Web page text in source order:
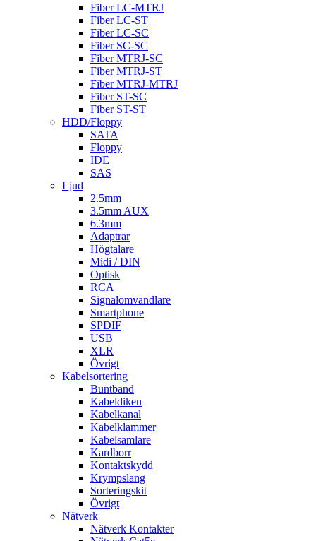
Fiber LC-MTRJ
Fiber LC-ST
Fiber LC-SC
Fiber SC-SC
Fiber MTRJ-SC
Fiber MTRJ-ST
Fiber MTRJ-MTRJ
Fiber ST-SC
Fiber ST-ST
HDD/Floppy
SATA
Floppy
IDE
SAS
Ljud
2.5mm
3.5mm AUX
6.3mm
Adaptrar
Högtalare
Midi / DIN
Optisk
RCA
Signalomvandlare
Smartphone
SPDIF
USB
XLR
Övrigt
Kabelsortering
Buntband
Kabeldiken
Kabelkanal
Kabelklammer
Kabelsamlare
Kardborr
Kontaktskydd
Krympslang
Sorteringskit
Övrigt
Nätverk
Nätverk Kontakter